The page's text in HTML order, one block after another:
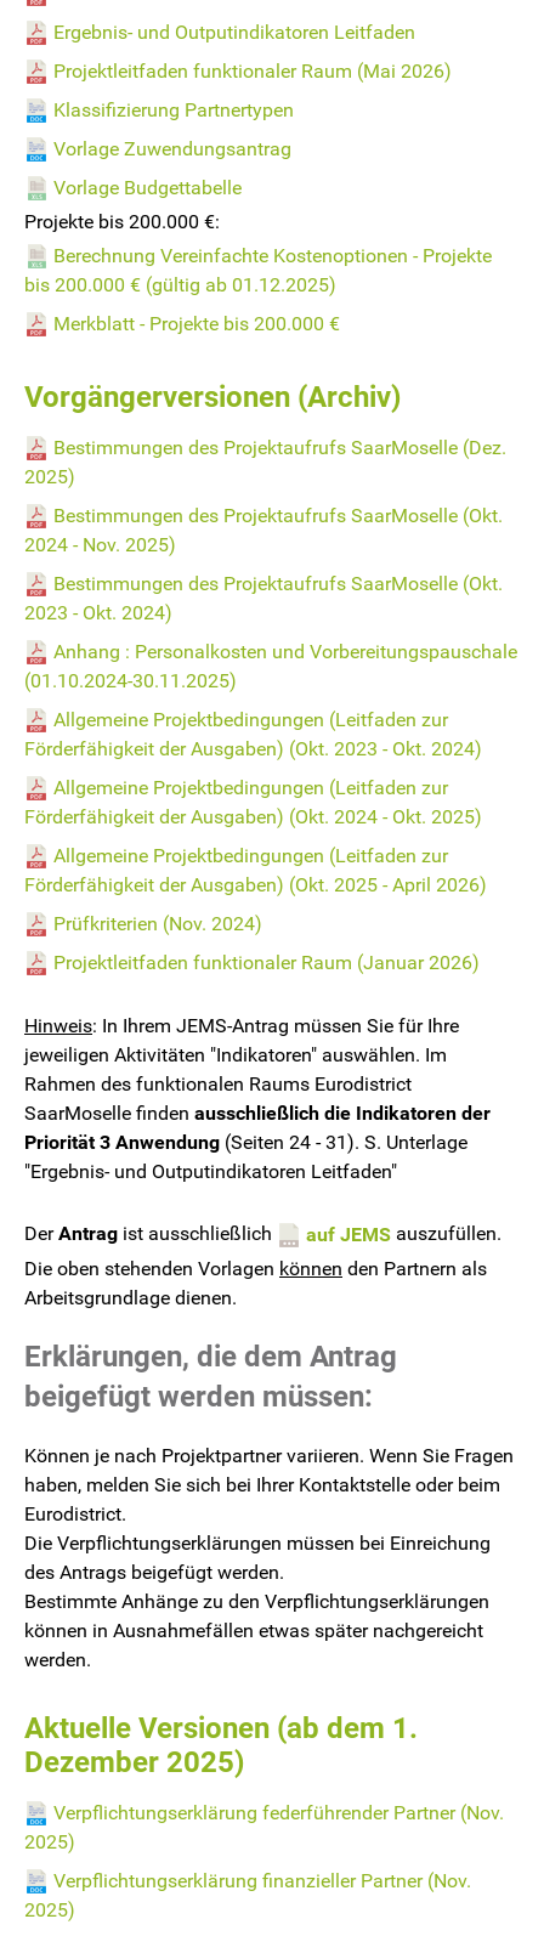
Ergebnis- und Outputindikatoren Leitfaden
Projektleitfaden funktionaler Raum (Mai 2026)
Klassifizierung Partnertypen
Vorlage Zuwendungsantrag
Vorlage Budgettabelle
Projekte bis 200.000 €:
Berechnung Vereinfachte Kostenoptionen - Projekte
bis 200.000 € (gültig ab 01.12.2025)
Merkblatt - Projekte bis 200.000 €
Vorgängerversionen (Archiv)
Bestimmungen des Projektaufrufs SaarMoselle (Dez.
2025)
Bestimmungen des Projektaufrufs SaarMoselle (Okt.
2024 - Nov. 2025)
Bestimmungen des Projektaufrufs SaarMoselle (Okt.
2023 - Okt. 2024)
Anhang : Personalkosten und Vorbereitungspauschale
(01.10.2024-30.11.2025)
Allgemeine Projektbedingungen (Leitfaden zur
Förderfähigkeit der Ausgaben) (Okt. 2023 - Okt. 2024)
Allgemeine Projektbedingungen (Leitfaden zur
Förderfähigkeit der Ausgaben) (Okt. 2024 - Okt. 2025)
Allgemeine Projektbedingungen (Leitfaden zur
Förderfähigkeit der Ausgaben) (Okt. 2025 - April 2026)
Prüfkriterien (Nov. 2024)
Projektleitfaden funktionaler Raum (Januar 2026)
Hinweis: In Ihrem JEMS-Antrag müssen Sie für Ihre
jeweiligen Aktivitäten "Indikatoren" auswählen. Im
Rahmen des funktionalen Raums Eurodistrict
SaarMoselle finden ausschließlich die Indikatoren der
Priorität 3 Anwendung (Seiten 24 - 31). S. Unterlage
"Ergebnis- und Outputindikatoren Leitfaden"
DerAntrag ist ausschließlich auf JEMS auszufüllen.
Die oben stehenden Vorlagen können den Partnern als
Arbeitsgrundlage dienen.
Erklärungen, die dem Antrag
beigefügt werden müssen:
Können je nach Projektpartner variieren. Wenn Sie Fragen
haben, melden Sie sich bei Ihrer Kontaktstelle oder beim
Eurodistrict.
Die Verpflichtungserklärungen müssen bei Einreichung
des Antrags beigefügt werden.
Bestimmte Anhänge zu den Verpflichtungserklärungen
können in Ausnahmefällen etwas später nachgereicht
werden.
Aktuelle Versionen (ab dem 1.
Dezember 2025)
Verpflichtungserklärung federführender Partner (Nov.
2025)
Verpflichtungserklärung finanzieller Partner (Nov.
2025)